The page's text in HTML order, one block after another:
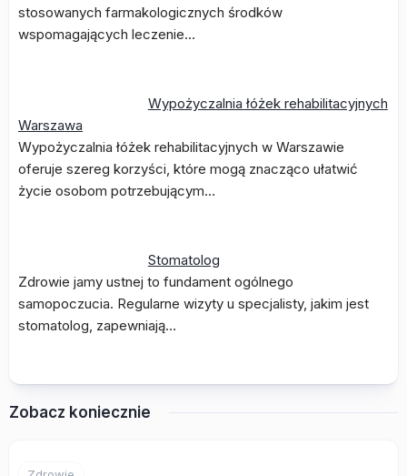
stosowanych farmakologicznych środków
wspomagających leczenie…
Wypożyczalnia łóżek rehabilitacyjnych
Warszawa
Wypożyczalnia łóżek rehabilitacyjnych w Warszawie
oferuje szereg korzyści, które mogą znacząco ułatwić
życie osobom potrzebującym…
Stomatolog
Zdrowie jamy ustnej to fundament ogólnego
samopoczucia. Regularne wizyty u specjalisty, jakim jest
stomatolog, zapewniają…
Zobacz koniecznie